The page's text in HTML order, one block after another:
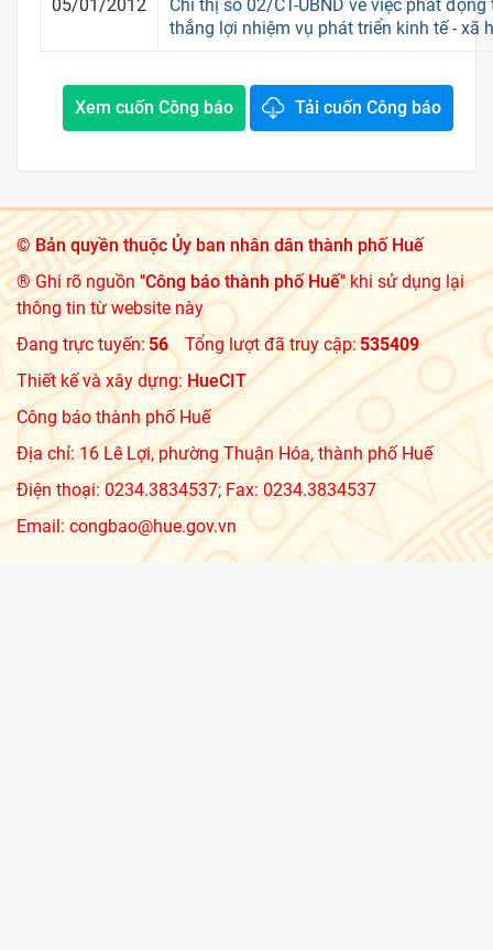
05/01/2012
Chỉ thị số 02/CT-UBND về việc phát
thắng lợi nhiệm vụ phát triển kinh tế - xã
Xem cuốn Công báo Tải cuốn Công báo
©Bản quyền thuộc Ủy ban nhân dân thành phố Huế
® Ghi rõ nguồn "Công báo thành phố Huế"khi sử dụng lại
thông tin từ website này
Đang trực tuyến:56 Tổng lượt đã truy cập:535409
Thiết kế và xây dựng: HueCIT
Công báo thành phố Huế
Địa chỉ: 16 Lê Lợi, phường Thuận Hóa, thành phố Huế
Điện thoại: 0234.3834537; Fax: 0234.3834537
Email: congbao@hue.gov.vn